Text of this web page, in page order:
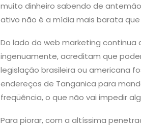
muito dinheiro sabendo de
ativo não é a mídia mais barata que
Do lado do web marketing continua
ingenuamente, acreditam que
legislação brasileira ou americana
endereços de Tanganica para
freqüência, o que não vai impedir
Para piorar, com a altíssima